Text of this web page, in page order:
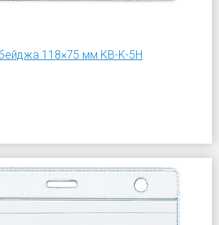
118×75 мм KB-K-5H